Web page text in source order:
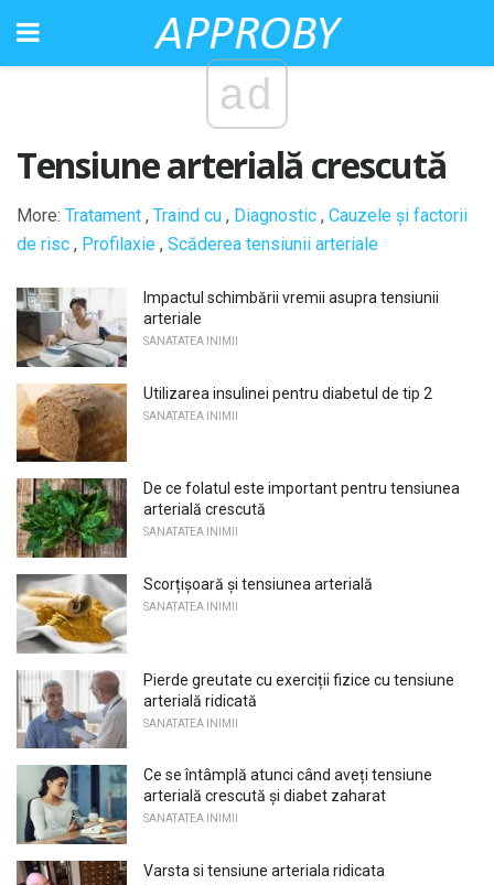
ad
Tensiune arterială crescută
More: Tratament , Traind cu , Diagnostic , Cauzele și factorii
de risc , Profilaxie , Scăderea tensiunii arteriale
Impactul schimbării vremii asupra tensiunii
arteriale
SANATATEA INIMII
Utilizarea insulinei pentru diabetul de tip 2
SANATATEA INIMII
De ce folatul este important pentru tensiunea
arterială crescută
SANATATEA INIMII
Scorțișoară și tensiunea arterială
SANATATEA INIMII
Pierde greutate cu exerciții fizice cu tensiune
arterială ridicată
SANATATEA INIMII
Ce se întâmplă atunci când aveți tensiune
arterială crescută și diabet zaharat
SANATATEA INIMII
Varsta si tensiune arteriala ridicata